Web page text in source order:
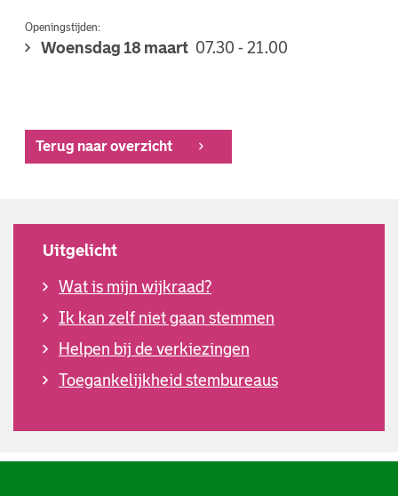
Openingstijden:
Woensdag 18 maart 07.30 - 21.00
Terug naar overzicht
Uitgelicht
Wat is mijn wijkraad?
Ik kan zelf niet gaan stemmen
Helpen bij de verkiezingen
Toegankelijkheid stembureaus